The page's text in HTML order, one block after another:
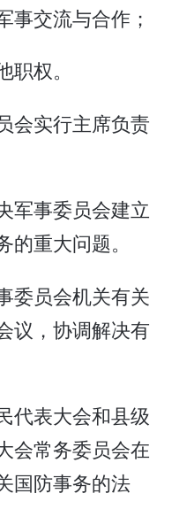
事交流与合作；
职权。
实行主席负责
事委员会建立
重大问题。
委员会机关有关
议，协调解决有
表大会和县级
会常务委员会在
国防事务的法